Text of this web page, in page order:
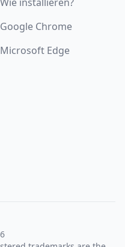
Google Chrome
Microsoft Edge